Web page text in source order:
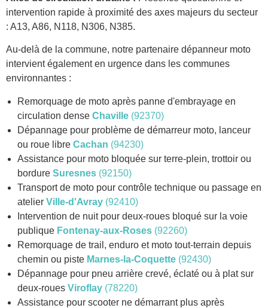
intervention rapide à proximité des axes majeurs du secteur
: A13, A86, N118, N306, N385.
Au-delà de la commune, notre partenaire dépanneur moto
intervient également en urgence dans les communes
environnantes :
Remorquage de moto après panne d'embrayage en
circulation dense Chaville (92370)
Dépannage pour problème de démarreur moto, lanceur
ou roue libre Cachan (94230)
Assistance pour moto bloquée sur terre-plein, trottoir ou
bordure Suresnes (92150)
Transport de moto pour contrôle technique ou passage en
atelier Ville-d'Avray (92410)
Intervention de nuit pour deux-roues bloqué sur la voie
publique Fontenay-aux-Roses (92260)
Remorquage de trail, enduro et moto tout-terrain depuis
chemin ou piste Marnes-la-Coquette (92430)
Dépannage pour pneu arrière crevé, éclaté ou à plat sur
deux-roues Viroflay (78220)
Assistance pour scooter ne démarrant plus après